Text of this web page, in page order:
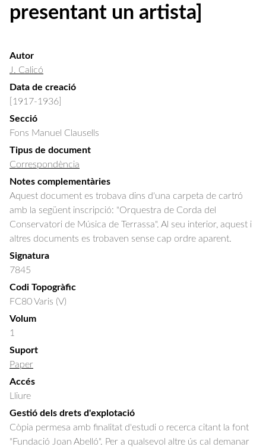
presentant un artista]
Autor
J. Calicó
Data de creació
[1917-1936]
Secció
Fons Manuel Clausells
Tipus de document
Correspondència
Notes complementàries
Aquest document es trobava dins d'una carpeta de cartró
amb la següent inscripció: "Orquestra de Corda del
Conservatori de Música de Terrassa". Al seu interior, aquest i
altres documents es trobaven sense cap ordre aparent.
Signatura
7845
Codi Topogràfic
FC80 Varis (V)
Volum
1
Suport
Paper
Accés
Lliure
Gestió dels drets d'explotació
Còpia permesa amb finalitat d'estudi o recerca citant la font
"Fundació Joan Abelló". Per a qualsevol altre ús cal demanar